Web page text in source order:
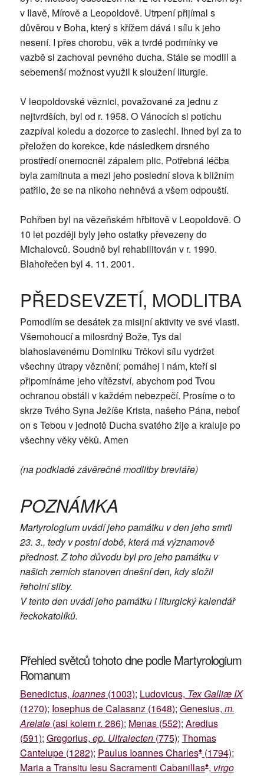
v Ilavě, Mírově a Leopoldově. Utrpení přijímal s
důvěrou v Boha, který s křížem dává i sílu k jeho
nesení. I přes chorobu, věk a tvrdé podmínky ve
vazbě si zachoval pevného ducha. Stále se modlil a
sebemenší možnost využil k sloužení liturgie.
V leopoldovské věznici, považované za jednu z
nejtvrdších, byl od r. 1958. O Vánocích si potichu
zazpíval koledu a dozorce to zaslechl. Ihned byl za to
přeložen do korekce, kde následkem drsného
prostředí onemocněl zápalem plic. Potřebná léčba
byla zamítnuta a mezi jeho poslední slova k bližním
patřilo, že se na nikoho nehněvá a všem odpouští.
Pohřben byl na vězeňském hřbitově v Leopoldově. O
10 let později byly jeho ostatky převezeny do
Michalovců. Soudně byl rehabilitován v r. 1990.
Blahořečen byl 4. 11. 2001.
PŘEDSEVZETÍ, MODLITBA
Pomodlím se desátek za misijní aktivity ve své vlasti.
Všemohoucí a milosrdný Bože, Tys dal
blahoslavenému Dominiku Trčkovi sílu vydržet
všechny útrapy věznění; pomáhej i nám, kteří si
připomínáme jeho vítězství, abychom pod Tvou
ochranou obstáli v každém nebezpečí. Prosíme o to
skrze Tvého Syna Ježíše Krista, našeho Pána, neboť
on s Tebou v jednotě Ducha svatého žije a kraluje po
všechny věky věků. Amen
(na podkladě závěrečné modlitby breviáře)
POZNÁMKA
Martyrologium uvádí jeho památku v den jeho smrti
23. 3., tedy v postní době, která má významově
přednost. Z toho důvodu byl pro jeho památku v
našich zemích stanoven dnešní den, kdy složil
řeholní sliby.
V tento den uvádí jeho památku i liturgický kalendář
řeckokatolíků.
Přehled světců tohoto dne podle Martyrologium
Romanum
Benedictus, Ioannes(1003); Ludovicus, Tex Galliæ IX
(1270); Iosephus de Calasanz (1648); Genesius, m.
Arelate(asi kolem r. 286); Menas (552); Aredius
(591); Gregorius, ep. Ultraiecten(775); Thomas
Cantelupe (1282); Paulus Ioannes Charles♦(1794);
Maria a Transitu Iesu Sacramenti Cabanillas♦, virgo